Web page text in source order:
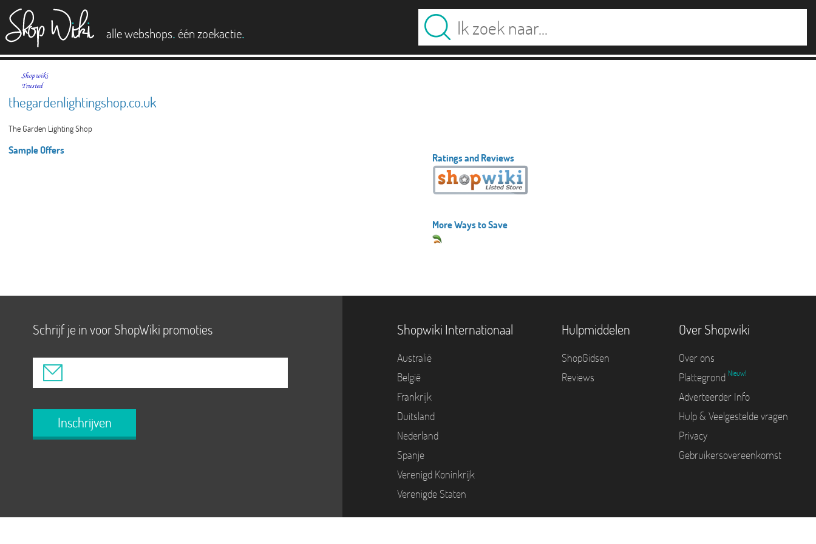
alle webshops. één zoekactie.
thegardenlightingshop.co.uk
The Garden Lighting Shop
Sample Offers
Ratings and Reviews
More Ways to Save
Schrijf je in voor ShopWiki promoties
Inschrijven
Shopwiki Internationaal
Australië
België
Frankrijk
Duitsland
Nederland
Spanje
Verenigd Koninkrijk
Verenigde Staten
Hulpmiddelen
ShopGidsen
Reviews
Over Shopwiki
Over ons
Plattegrond Nieuw!
Adverteerder Info
Hulp & Veelgestelde vragen
Privacy
Gebruikersovereenkomst